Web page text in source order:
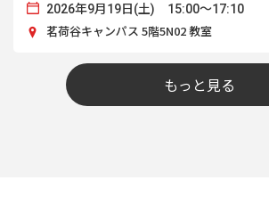
2026年9月19日(土) 15:00～17:10
茗荷谷キャンパス 5階5N02 教室
もっと見る